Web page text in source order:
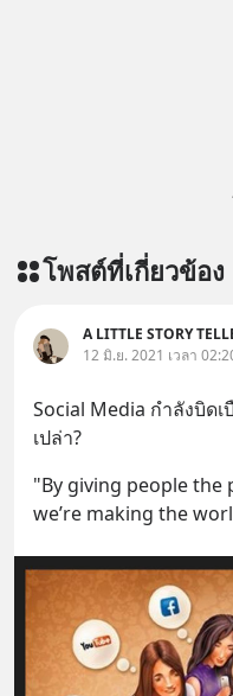
เพิ่ม
สั่งซื้อ
โพสต์ที่เกี่ยวข้อง
A LITTLE STORY
12 มิ.ย. 2021 เวลา
Social Media กำลังบิด
เปล่า?
"By giving people the
we’re making the